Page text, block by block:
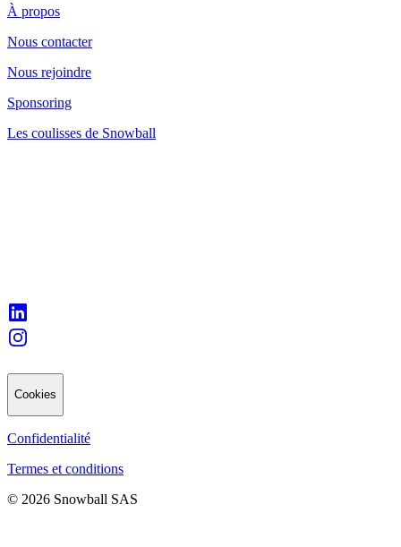
À propos
Nous contacter
Nous rejoindre
Sponsoring
Les coulisses de Snowball
Cookies
Confidentialité
Termes et conditions
© 2026 Snowball SAS